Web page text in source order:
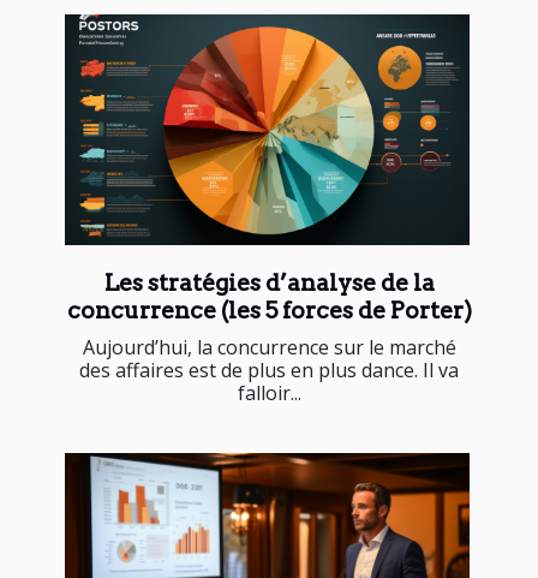
Les stratégies d’analyse de la
concurrence (les 5 forces de Porter)
Aujourd’hui, la concurrence sur le marché
des affaires est de plus en plus dance. Il va
falloir...